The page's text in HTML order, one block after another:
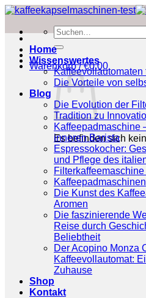
Zum
springen
Suchen
nach:
Warenkorb /€0.00
Es befinden sich
Home
Wissenswertes
Die Vorteile von
Blog
Die Evolution der
Tradition zu
Kaffeepadmaschine
inneren Barista
Espressokocher:
und Pflege des
Die Kunst des
Aromen
Die faszinierende
Reise durch
Beliebtheit
Der Acopino Monza
Kaffeevollautomat:
Zuhause
Shop
Kontakt